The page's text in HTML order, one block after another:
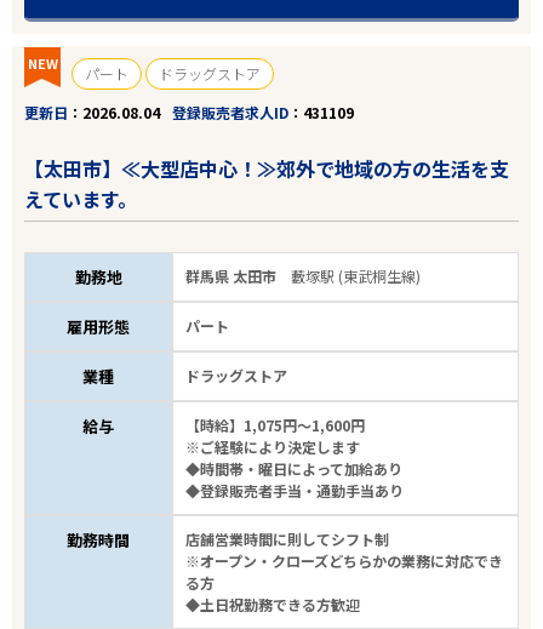
NEW パート
ドラッグストア
更新日
2026.08.04 登録販売者求人ID 431109
【太田市】≪大型店中心！≫郊外で地域の方の生活を支
えています。
勤務地 群馬県 太田市藪塚駅 (東武桐生線)
雇用形態 パート
業種 ドラッグストア
給与
【時給】1,075円～1,600円
※ご経験により決定します
◆時間帯・曜日によって加給あり
◆登録販売者手当・通勤手当あり
勤務時間
店舗営業時間に則してシフト制
※オープン・クローズどちらかの業務に対応でき
る方
◆土日祝勤務できる方歓迎